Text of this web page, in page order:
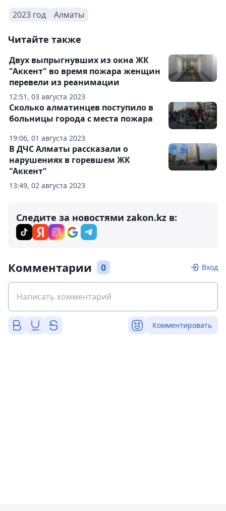
2023 год Алматы
Читайте также
12:51, 03 августа 2023
Двух выпрыгнувших из окна ЖК
"Аккент" во время пожара женщин
перевели из реанимации
19:06, 01 августа 2023
Сколько алматинцев поступило в
больницы города с места пожара
13:49, 02 августа 2023
В ДЧС Алматы рассказали о
нарушениях в горевшем ЖК
"Аккент"
Следите за новостями zakon.kz в:
Комментарии 0 Вход
Комментировать